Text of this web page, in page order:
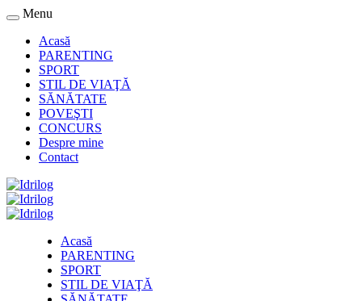
Menu
Acasă
PARENTING
SPORT
STIL DE VIAŢĂ
SĂNĂTATE
POVEŞTI
CONCURS
Despre mine
Contact
Acasă
PARENTING
SPORT
STIL DE VIAŢĂ